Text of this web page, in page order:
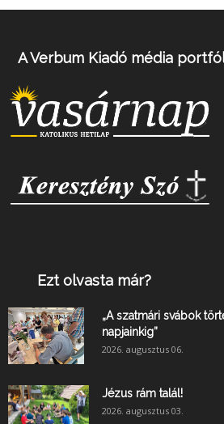
A Verbum Kiadó média
Ezt olvasta már?
„A szatmári svábok
napjainkig”
2026. augusztus 06.
Jézus rám talál!
2026. augusztus 03.